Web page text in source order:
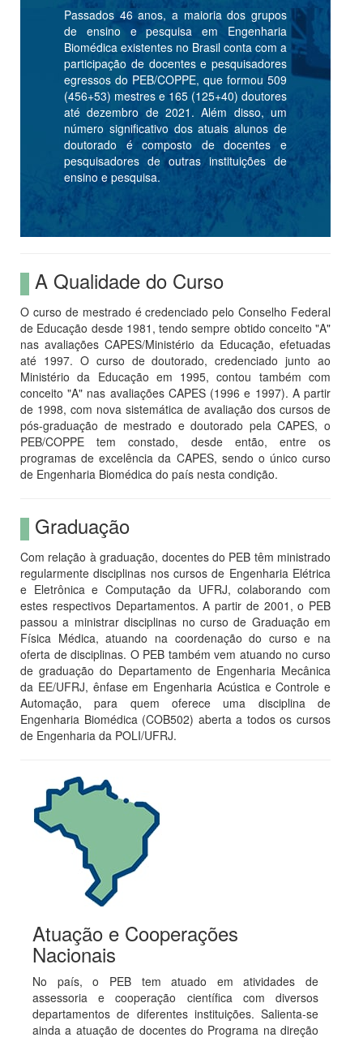
Passados 46 anos, a maioria dos grupos
de ensino e pesquisa em Engenharia
Biomédica existentes no Brasil conta com a
participação de docentes e pesquisadores
egressos do PEB/COPPE, que formou 509
(456+53) mestres e 165 (125+40) doutores
até dezembro de 2021. Além disso, um
número significativo dos atuais alunos de
doutorado é composto de docentes e
pesquisadores de outras instituições de
ensino e pesquisa.
A Qualidade do Curso
O curso de mestrado é credenciado pelo Conselho Federal
de Educação desde 1981, tendo sempre obtido conceito "A"
nas avaliações CAPES/Ministério da Educação, efetuadas
até 1997. O curso de doutorado, credenciado junto ao
Ministério da Educação em 1995, contou também com
conceito "A" nas avaliações CAPES (1996 e 1997). A partir
de 1998, com nova sistemática de avaliação dos cursos de
pós-graduação de mestrado e doutorado pela CAPES, o
PEB/COPPE tem constado, desde então, entre os
programas de excelência da CAPES, sendo o único curso
de Engenharia Biomédica do país nesta condição.
Graduação
Com relação à graduação, docentes do PEB têm ministrado
regularmente disciplinas nos cursos de Engenharia Elétrica
e Eletrônica e Computação da UFRJ, colaborando com
estes respectivos Departamentos. A partir de 2001, o PEB
passou a ministrar disciplinas no curso de Graduação em
Física Médica, atuando na coordenação do curso e na
oferta de disciplinas. O PEB também vem atuando no curso
de graduação do Departamento de Engenharia Mecânica
da EE/UFRJ, ênfase em Engenharia Acústica e Controle e
Automação, para quem oferece uma disciplina de
Engenharia Biomédica (COB502) aberta a todos os cursos
de Engenharia da POLI/UFRJ.
Atuação e Cooperações
Nacionais
No país, o PEB tem atuado em atividades de
assessoria e cooperação científica com diversos
departamentos de diferentes instituições. Salienta-se
ainda a atuação de docentes do Programa na direção